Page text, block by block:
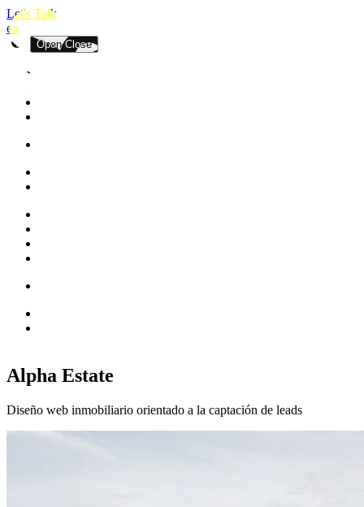
Let's Talk
en
Open Close
Alpha Estate
Diseño web inmobiliario orientado a la captación de leads